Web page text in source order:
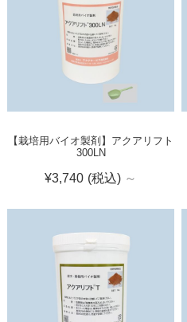
【栽培用バイオ製剤】アクアリフト
300LN
¥3,740 (税込) ～